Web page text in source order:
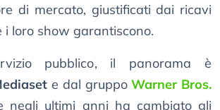
di mercato, giustificati dai ricavi
i loro show garantiscono.
pubblico, il panorama è
e dal gruppoWarner Bros.
negli ultimi anni ha cambiato gli